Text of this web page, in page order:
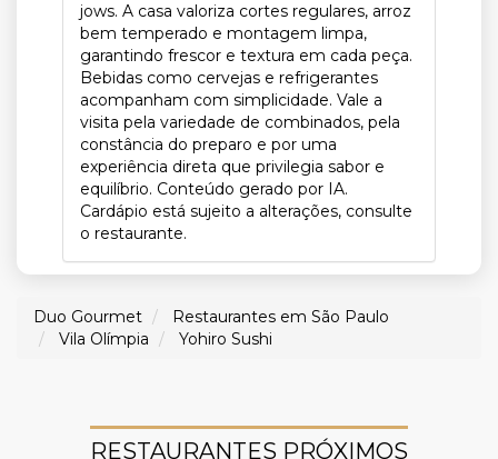
jows. A casa valoriza cortes regulares, arroz
bem temperado e montagem limpa,
garantindo frescor e textura em cada peça.
Bebidas como cervejas e refrigerantes
acompanham com simplicidade. Vale a
visita pela variedade de combinados, pela
constância do preparo e por uma
experiência direta que privilegia sabor e
equilíbrio. Conteúdo gerado por IA.
Cardápio está sujeito a alterações, consulte
o restaurante.
Duo Gourmet
Restaurantes em São Paulo
Vila Olímpia
Yohiro Sushi
RESTAURANTES PRÓXIMOS